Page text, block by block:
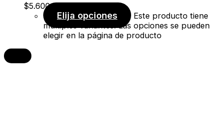
$5.600,00
Elija opciones
Este producto tiene
múltiples variantes. Las opciones se pueden
elegir en la página de producto